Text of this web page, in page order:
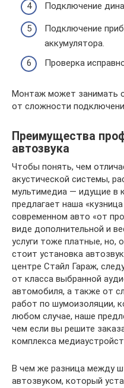
Подключение
Подключение
аккумулятора.
Проверка
Монтаж может занимать
от сложности
Преимущества
автозвука
Чтобы понять, чем
акустической системы,
мультимедиа — идущие в
предлагает наша
современном авто «от
виде дополнительной и
услуги тоже платные, но,
стоит установка
центре Стайл Гараж,
от класса выбранной
автомобиля, а также от
работ по шумоизоляции,
любом случае, наше
чем если вы решите
комплекса
В чем же разница между
автозвуком, который